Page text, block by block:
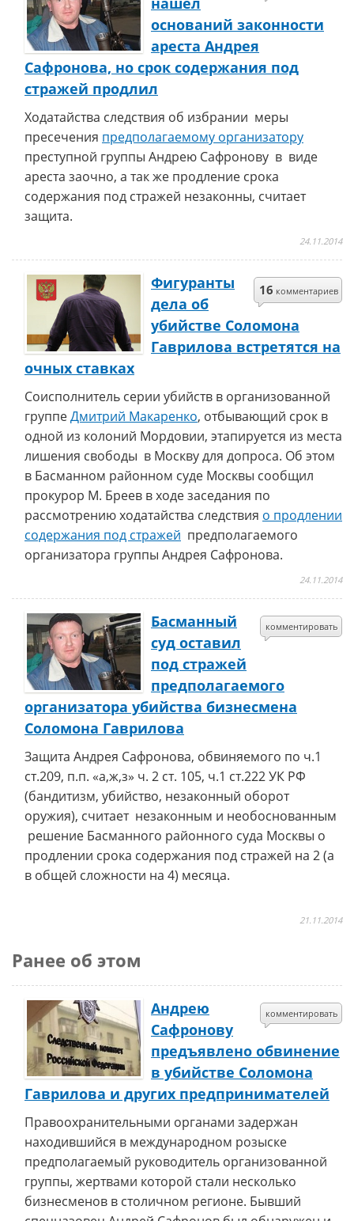
оснований законности
ареста Андрея
Сафронова, но срок содержания под
стражей продлил
Ходатайства следствия об избрании меры
пресечения предполагаемому организатору
преступной группы Андрею Сафронову в виде
ареста заочно, а так же продление срока
содержания под стражей незаконны, считает
защита.
24.11.2014
16 комментариев
Фигуранты
дела об
убийстве Соломона
Гаврилова встретятся на
очных ставках
Соисполнитель серии убийств в организованной
группеДмитрий Макаренко, отбывающий срок в
одной из колоний Мордовии, этапируется из места
лишения свободы в Москву для допроса. Об этом
в Басманном районном суде Москвы сообщил
прокурор М. Бреев в ходе заседания по
рассмотрению ходатайства следствия о продлении
содержания под стражей предполагаемого
организатора группы Андрея Сафронова.
24.11.2014
комментировать
Басманный
суд оставил
под стражей
предполагаемого
организатора убийства бизнесмена
Соломона Гаврилова
Защита Андрея Сафронова, обвиняемого по ч.1
ст.209, п.п. «а,ж,з» ч. 2 ст. 105, ч.1 ст.222 УК РФ
(бандитизм, убийство, незаконный оборот
оружия), считает незаконным и необоснованным
решение Басманного районного суда Москвы о
продлении срока содержания под стражей на 2 (а
в общей сложности на 4) месяца.
21.11.2014
Ранее об этом
комментировать
Андрею
Сафронову
предъявлено обвинение
в убийстве Соломона
Гаврилова и других предпринимателей
Правоохранительными органами задержан
находившийся в международном розыске
предполагаемый руководитель организованной
группы, жертвами которой стали несколько
бизнесменов в столичном регионе. Бывший